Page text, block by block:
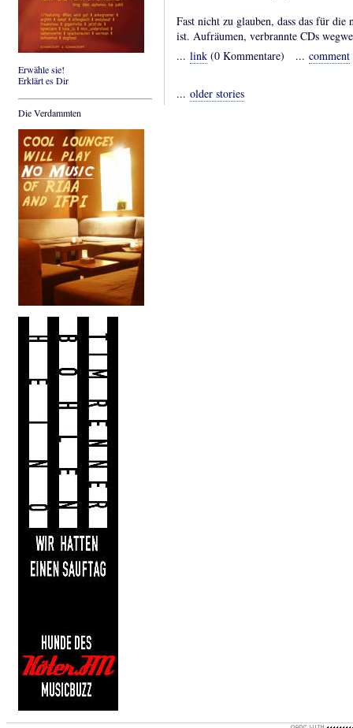
Erwähle sie!
Erklärt es Dir
Die Verdammten
Fast nicht zu glauben, dass das für die
ist. Aufräumen, verbrannte CDs
... link (0 Kommentare) ... comment
... older stories